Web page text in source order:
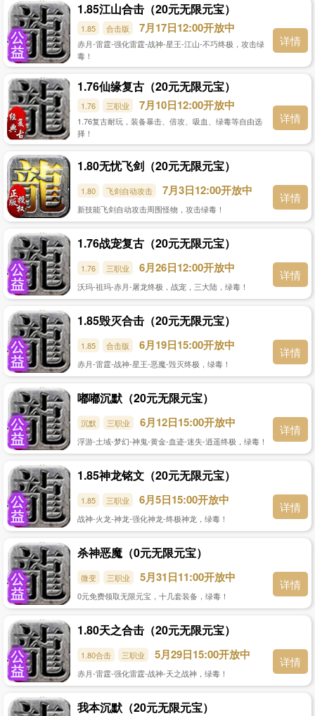
1.85江山合击（20元无限元宝）
1.85 合击版 7月17日12:00开放中
详情
赤月-雷霆-强化雷霆-战神-星王-江山-不巧终极，攻击绿
毒！
1.76仙缘复古（20元无限元宝）
1.76 三职业 7月10日12:00开放中
详情
1.76复古耐玩，装备暴击、倍攻、吸血、绿毒等自由选
择！
1.80无忧飞剑（20元无限元宝）
1.80 飞剑自动攻击 7月3日12:00开放中 详情
新技能飞剑自动攻击周围怪物，攻击绿毒！
1.76战宠复古（20元无限元宝）
1.76 三职业 6月26日12:00开放中 详情
沃玛-祖玛-赤月-屠龙终极，战宠，三大陆，绿毒！
1.85毁灭合击（20元无限元宝）
1.85 合击版 6月19日15:00开放中 详情
赤月-雷霆-战神-星王-恶魔-毁灭终极，绿毒！
嘟嘟沉默（20元无限元宝）
沉默 三职业 6月12日15:00开放中 详情
浮游-土域-梦幻-神鬼-黄金-血迹-迷失-逍遥终极，绿毒！
1.85神龙铭文（20元无限元宝）
1.85 三职业 6月5日15:00开放中 详情
战神-火龙-神龙-强化神龙-终极神龙，绿毒！
杀神恶魔（0元无限元宝）
微变 三职业 5月31日11:00开放中 详情
0元免费领取无限元宝，十几套装备，绿毒！
1.80天之合击（20元无限元宝）
1.80合击 三职业 5月29日15:00开放中 详情
赤月-雷霆-强化雷霆-战神-天之战神，绿毒！
我本沉默（20元无限元宝）